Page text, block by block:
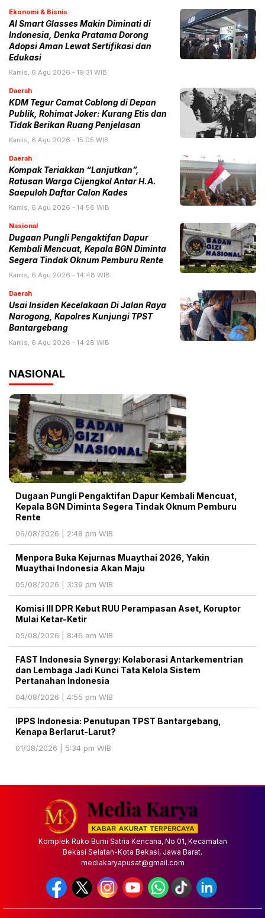
Ekonomi & Bisnis
AI Smart Glasses Makin Diminati di
Indonesia, Denka Pratama Dorong
Adopsi Aman Lewat Sertifikasi dan
Edukasi
Kamis, 6 Agu 2026 - 19:31 WIB
Daerah
KDM Tegur Camat Coblong di Depan
Publik, Rohimat Joker: Kurang Etis dan
Tidak Berikan Ruang Penjelasan
Kamis, 6 Agu 2026 - 15:05 WIB
Daerah
Kompak Teriakkan “Lanjutkan”,
Ratusan Warga Cijengkol Antar H.A.
Saepuloh Daftar Calon Kades
Kamis, 6 Agu 2026 - 14:56 WIB
Nasional
Dugaan Pungli Pengaktifan Dapur
Kembali Mencuat, Kepala BGN Diminta
Segera Tindak Oknum Pemburu Rente
Kamis, 6 Agu 2026 - 14:48 WIB
Daerah
Usai Insiden Kecelakaan Di Jalan Raya
Narogong, Kapolres Kunjungi TPST
Bantargebang
Kamis, 6 Agu 2026 - 14:28 WIB
NASIONAL
Dugaan Pungli Pengaktifan Dapur Kembali Mencuat,
Kepala BGN Diminta Segera Tindak Oknum Pemburu
Rente
06/08/2026 | 2:48 pm WIB
Menpora Buka Kejurnas Muaythai 2026, Yakin
Muaythai Indonesia Akan Maju
05/08/2026 | 3:39 pm WIB
Komisi III DPR Kebut RUU Perampasan Aset, Koruptor
Mulai Ketar-Ketir
05/08/2026 | 8:46 am WIB
FAST Indonesia Synergy: Kolaborasi Antarkementrian
dan Lembaga Jadi Kunci Tata Kelola Sistem
Pertanahan Indonesia
04/08/2026 | 4:55 pm WIB
IPPS Indonesia: Penutupan TPST Bantargebang,
Kenapa Berlarut-Larut?
01/08/2026 | 5:34 pm WIB
Komplek Ruko Bumi Satria Kencana, No 01, Kecamatan
Bekasi Selatan-Kota Bekasi, Jawa Barat.
mediakaryapusat@gmail.com